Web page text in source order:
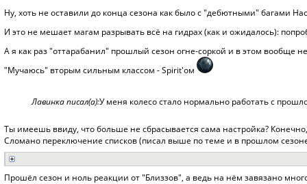
Ну, хоть не оставили до конца сезона как было с "дебютными" багами
И это не мешает магам разрывать всё на гидрах (как и ожидалось):
А я как раз "оттарабанил" прошлый сезон огне-соркой и в этом вообще
"Мучаюсь" вторым сильным классом - Spirit'ом
Лавинка писал(а):У меня колесо стало нормально работать с
Ты имеешь ввиду, что больше не сбрасывается сама настройка?
Сломано переключение списков(писал выше по теме и в прошлом
Прошёл сезон и ноль реакции от "Близзов", а ведь на нём завязано